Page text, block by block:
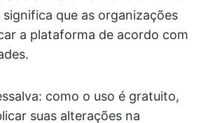
significa que as organizações
a plataforma de acordo com
como o uso é gratuito,
suas alterações na